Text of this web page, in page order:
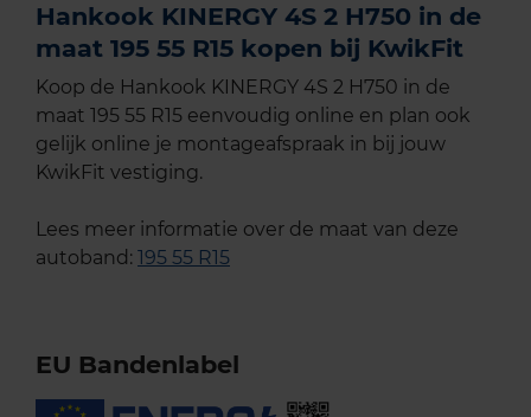
Hankook KINERGY 4S 2 H750 in de
maat 195 55 R15 kopen bij KwikFit
Koop de Hankook KINERGY 4S 2 H750 in de
maat 195 55 R15 eenvoudig online en plan ook
gelijk online je montageafspraak in bij jouw
KwikFit vestiging.
Lees meer informatie over de maat van deze
autoband: 195 55 R15
EU Bandenlabel